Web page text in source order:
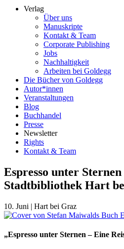
Verlag
Über uns
Manuskripte
Kontakt & Team
Corporate Publishing
Jobs
Nachhaltigkeit
Arbeiten bei Goldegg
Die Bücher von Goldegg
Autor*innen
Veranstaltungen
Blog
Buchhandel
Presse
Newsletter
Rights
Kontakt & Team
Espresso unter
Stadtbibliothek Hart
10. Juni | Hart bei Graz
„Espresso unter Sternen – Eine